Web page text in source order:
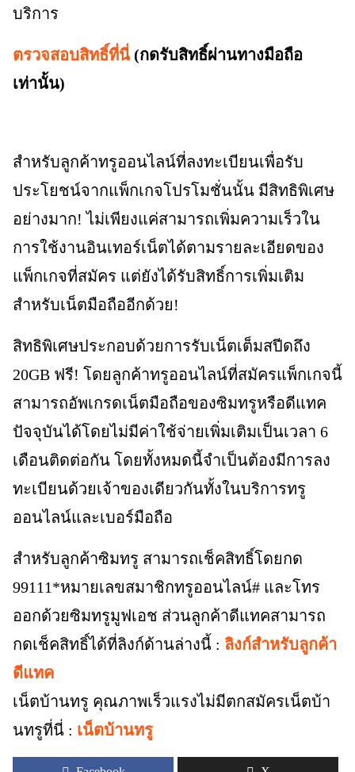
บริการ
ตรวจสอบสิทธิ์ที่นี่ (กดรับสิทธิ์ผ่านทางมือถือ
เท่านั้น)
สำหรับลูกค้าทรูออนไลน์ที่ลงทะเบียนเพื่อรับ
ประโยชน์จากแพ็กเกจโปรโมชั่นนั้น มีสิทธิพิเศษ
อย่างมาก! ไม่เพียงแค่สามารถเพิ่มความเร็วใน
การใช้งานอินเทอร์เน็ตได้ตามรายละเอียดของ
แพ็กเกจที่สมัคร แต่ยังได้รับสิทธิ์การเพิ่มเติม
สำหรับเน็ตมือถืออีกด้วย!
สิทธิพิเศษประกอบด้วยการรับเน็ตเต็มสปีดถึง
20GB ฟรี! โดยลูกค้าทรูออนไลน์ที่สมัครแพ็กเกจนี้
สามารถอัพเกรดเน็ตมือถือของซิมทรูหรือดีแทค
ปัจจุบันได้โดยไม่มีค่าใช้จ่ายเพิ่มเติมเป็นเวลา 6
เดือนติดต่อกัน โดยทั้งหมดนี้จำเป็นต้องมีการลง
ทะเบียนด้วยเจ้าของเดียวกันทั้งในบริการทรู
ออนไลน์และเบอร์มือถือ
สำหรับลูกค้าซิมทรู สามารถเช็คสิทธิ์โดยกด
99111*หมายเลขสมาชิกทรูออนไลน์# และโทร
ออกด้วยซิมทรูมูฟเอช ส่วนลูกค้าดีแทคสามารถ
กดเช็คสิทธิ์ได้ที่ลิงก์ด้านล่างนี้ : ลิงก์สำหรับลูกค้า
ดีแทค
เน็ตบ้านทรู คุณภาพเร็วแรงไม่มีตกสมัครเน็ตบ้า
นทรูที่นี่ : เน็ตบ้านทรู